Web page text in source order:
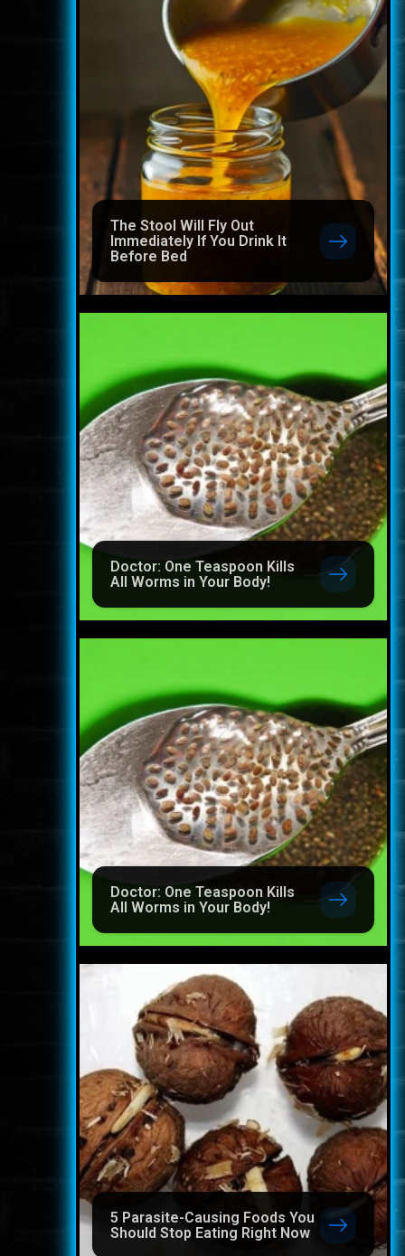
The Stool Will Fly Out
Immediately If You Drink It
Before Bed
Doctor: One Teaspoon Kills
All Worms in Your Body!
Doctor: One Teaspoon Kills
All Worms in Your Body!
5 Parasite-Causing Foods You
Should Stop Eating Right Now